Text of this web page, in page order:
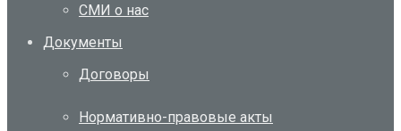
СМИ о нас
Документы
Договоры
Нормативно-правовые акты